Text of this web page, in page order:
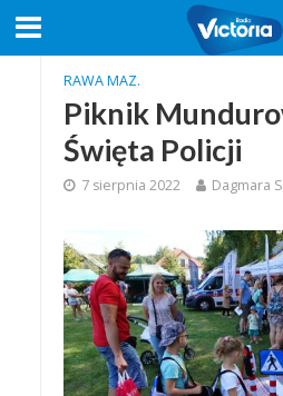
RAWA MAZ.
Piknik
Święta Policji
7 sierpnia 2022 Dagmara